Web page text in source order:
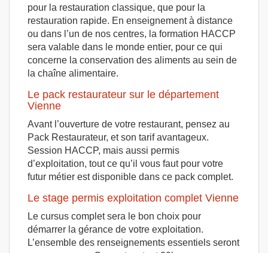
pour la restauration classique, que pour la
restauration rapide. En enseignement à distance
ou dans l’un de nos centres, la formation HACCP
sera valable dans le monde entier, pour ce qui
concerne la conservation des aliments au sein de
la chaîne alimentaire.
Le pack restaurateur sur le département
Vienne
Avant l’ouverture de votre restaurant, pensez au
Pack Restaurateur, et son tarif avantageux.
Session HACCP, mais aussi permis
d’exploitation, tout ce qu’il vous faut pour votre
futur métier est disponible dans ce pack complet.
Le stage permis exploitation complet Vienne
Le cursus complet sera le bon choix pour
démarrer la gérance de votre exploitation.
L’ensemble des renseignements essentiels seront